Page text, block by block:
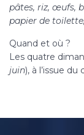
pâtes, riz, œufs,
papier de
Quand et où ?
Les quatre
juin), à l’issue